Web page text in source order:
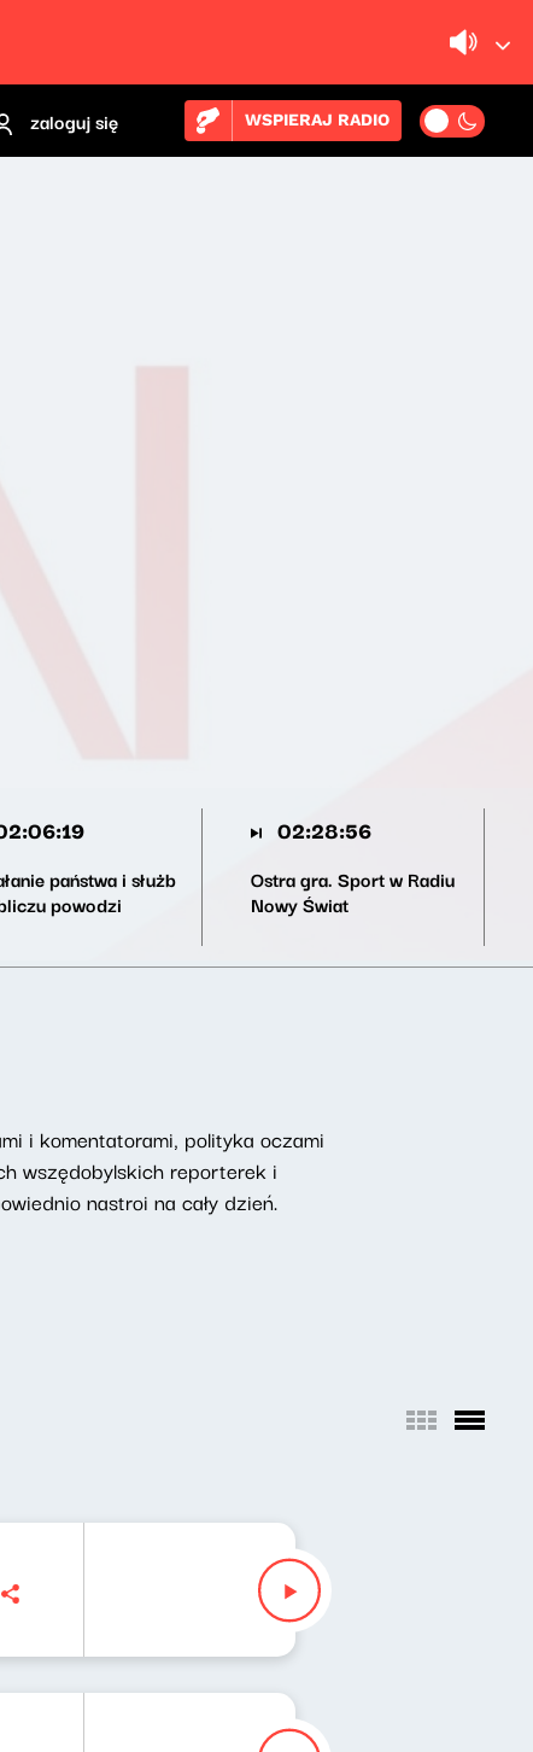
zaloguj się WSPIERAJ RADIO
państwa i służb
powodzi
02:28:56
Ostra gra. Sport w Radiu
Nowy Świat
i komentatorami, polityka oczami
wszędobylskich reporterek i
nastroi na cały dzień.